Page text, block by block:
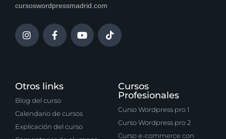
cursoswordpressmadrid.com
Otros links
Blog del curso
Calendario de cursos
Explicación del curso
Cursos
Profesionales
Curso Wordpress pro 1
Curso Wordpress pro 2
Curso e-commerce con